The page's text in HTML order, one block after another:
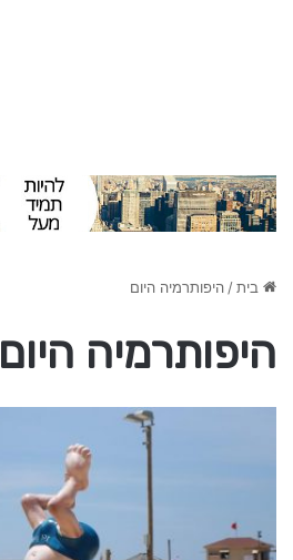
בית/היפותרמיה היום
היפותרמיה היום